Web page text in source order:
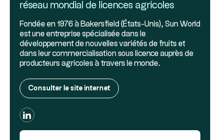
réseau mondial de licences agricoles
Fondée en 1976 à Bakersfield (États-Unis), Sun World
est une entreprise spécialisée dans le
développement de nouvelles variétés de fruits et
dans leur commercialisation sous licence auprès de
producteurs agricoles à travers le monde.
Consulter le site internet